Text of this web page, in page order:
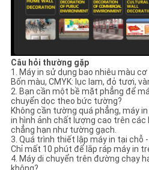
Câu hỏi thường gặp
1. Máy in sử dụng bao nhiêu màu cơ
Bốn màu, CMYK: lục lam, đỏ tươi,
2. Bạn cần một bề mặt phẳng để
chuyển dọc theo bức tường?
Không cần tường quá phẳng, máy
in hình ảnh chất lượng cao trên các
chẳng hạn như tường gạch.
3. Quá trình thiết lập máy in tại chỗ
Chỉ mất 10 phút để lắp ráp máy in
4. Máy di chuyển trên đường chạy